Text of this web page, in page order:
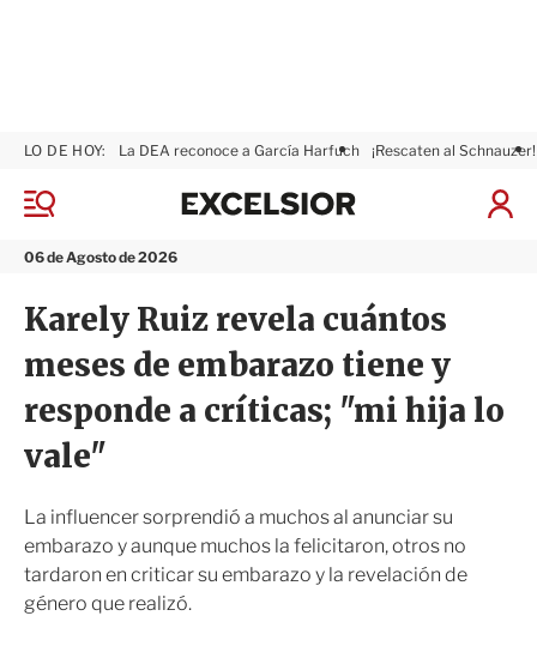
M
n
06 de Agosto de 2026
LO DE HOY: La DEA reconoce a García Harfuch ¡Rescaten al Schnauzer!
I
s
x
i
o
r
Karely Ruiz revela cuántos
meses de embarazo tiene y
responde a críticas; "mi hija lo
vale"
La influencer sorprendió a muchos al anunciar su
embarazo y aunque muchos la felicitaron, otros no
tardaron en criticar su embarazo y la revelación de
género que realizó.